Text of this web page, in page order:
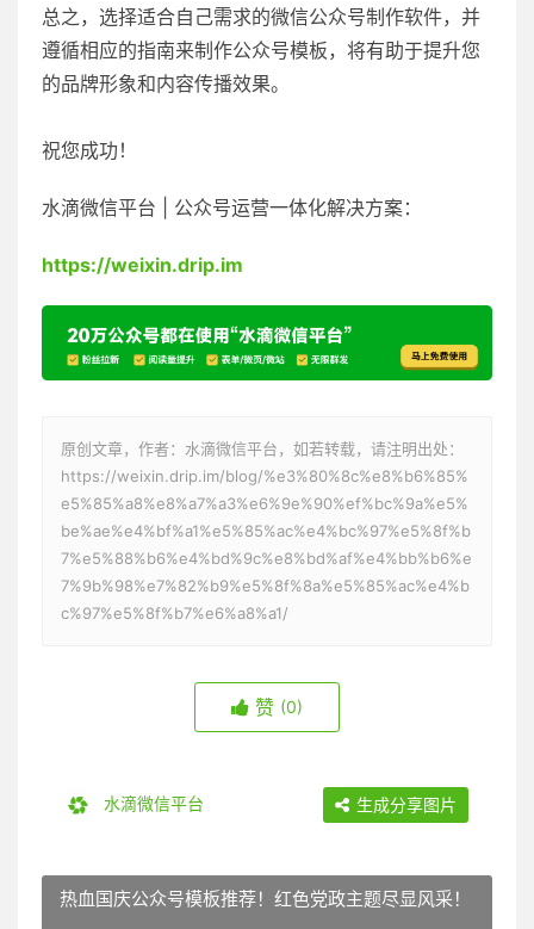
总之，选择适合自己需求的微信公众号制作软件，并
遵循相应的指南来制作公众号模板，将有助于提升您
的品牌形象和内容传播效果。
祝您成功！
水滴微信平台 | 公众号运营一体化解决方案：
https://weixin.drip.im
原创文章，作者：水滴微信平台，如若转载，请注明出处：
https://weixin.drip.im/blog/%e3%80%8c%e8%b6%85%
e5%85%a8%e8%a7%a3%e6%9e%90%ef%bc%9a%e5%
be%ae%e4%bf%a1%e5%85%ac%e4%bc%97%e5%8f%b
7%e5%88%b6%e4%bd%9c%e8%bd%af%e4%bb%b6%e
7%9b%98%e7%82%b9%e5%8f%8a%e5%85%ac%e4%b
c%97%e5%8f%b7%e6%a8%a1/
赞 (0)
水滴微信平台 生成分享图片
热血国庆公众号模板推荐！红色党政主题尽显风采！